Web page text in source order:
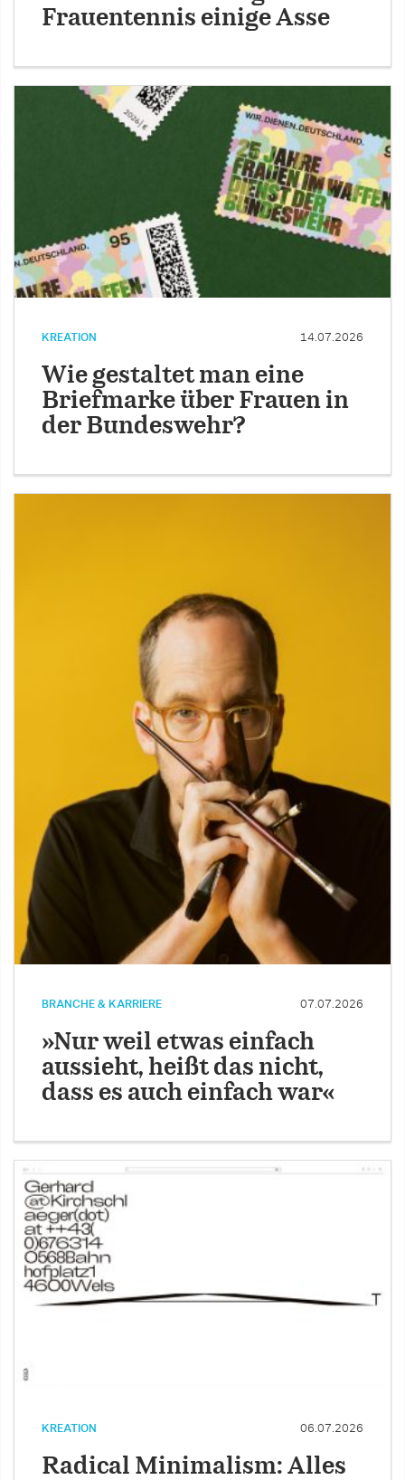
Frauentennis einige Asse
KREATION 14.07.2026
Wie gestaltet man eine
Briefmarke über Frauen in
der Bundeswehr?
BRANCHE & KARRIERE 07.07.2026
»Nur weil etwas einfach
aussieht, heißt das nicht,
dass es auch einfach war«
KREATION 06.07.2026
Radical Minimalism: Alles